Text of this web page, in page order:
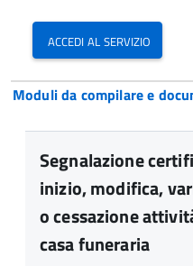
accedi al servizio
Moduli da compilare e
Segnalazione
inizio, modifica,
o cessazione
casa funeraria